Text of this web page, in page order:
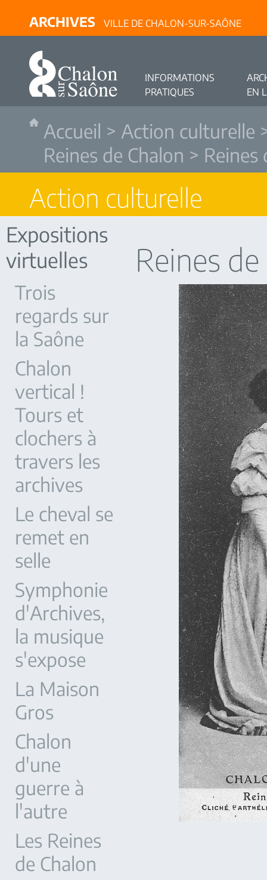
ARCHIVES VILLE DE CHALON-SUR-SAÔNE
INFORMATIONS
PRATIQUES
EN
Accueil > Action culturelle
Reines de Chalon > Reines
Action culturelle
Expositions
virtuelles
Trois
regards sur
la Saône
Chalon
vertical !
Tours et
clochers à
travers les
archives
Le cheval se
remet en
selle
Symphonie
d'Archives,
la musique
s'expose
La Maison
Gros
Chalon
d'une
guerre à
l'autre
Les Reines
de Chalon
Reines